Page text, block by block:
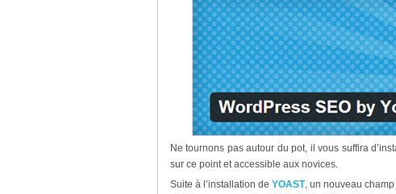
Ne tournons pas autour du pot, il vous suffira
sur ce point et accessible aux novices.
Suite à l’installation de YOAST, un nouveau